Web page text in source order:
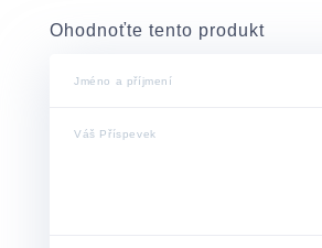
Ohodnoťte tento produkt